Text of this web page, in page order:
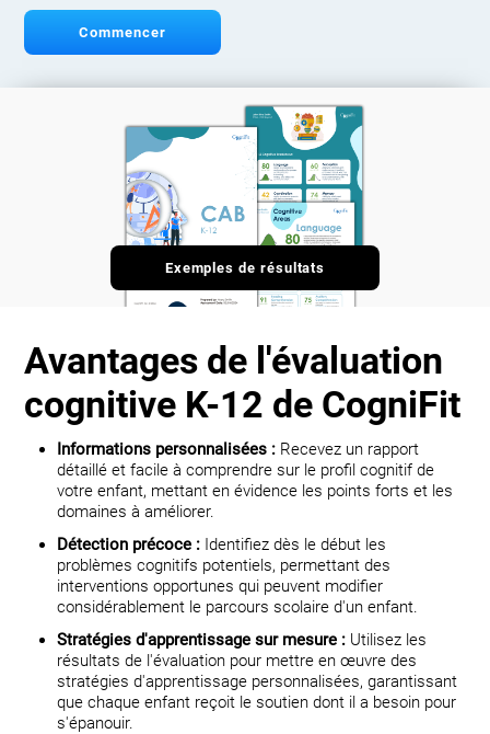
Commencer
Avantages de l'évaluation
cognitive K-12 de CogniFit
Informations personnalisées : Recevez un rapport
détaillé et facile à comprendre sur le profil cognitif de
votre enfant, mettant en évidence les points forts et les
domaines à améliorer.
Détection précoce : Identifiez dès le début les
problèmes cognitifs potentiels, permettant des
interventions opportunes qui peuvent modifier
considérablement le parcours scolaire d'un enfant.
Stratégies d'apprentissage sur mesure : Utilisez les
résultats de l'évaluation pour mettre en œuvre des
stratégies d'apprentissage personnalisées, garantissant
que chaque enfant reçoit le soutien dont il a besoin pour
s'épanouir.
Exemples de résultats